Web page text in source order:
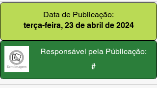
Data de Publicação:
terça-feira, 23 de abril de 2024
Responsável pela Públicação:
#